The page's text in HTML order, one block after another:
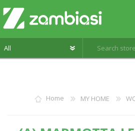
LOG IN
Home MY HOME